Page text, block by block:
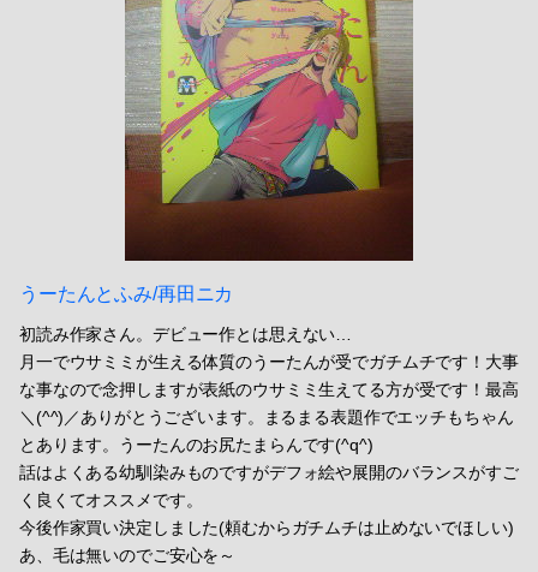
うーたんとふみ/再田ニカ
初読み作家さん。デビュー作とは思えない…
月一でウサミミが生える体質のうーたんが受でガチムチです！大事
な事なので念押しますが表紙のウサミミ生えてる方が受です！最高
＼(^^)／ありがとうございます。まるまる表題作でエッチもちゃん
とあります。うーたんのお尻たまらんです(^q^)
話はよくある幼馴染みものですがデフォ絵や展開のバランスがすご
く良くてオススメです。
今後作家買い決定しました(頼むからガチムチは止めないでほしい)
あ、毛は無いのでご安心を～